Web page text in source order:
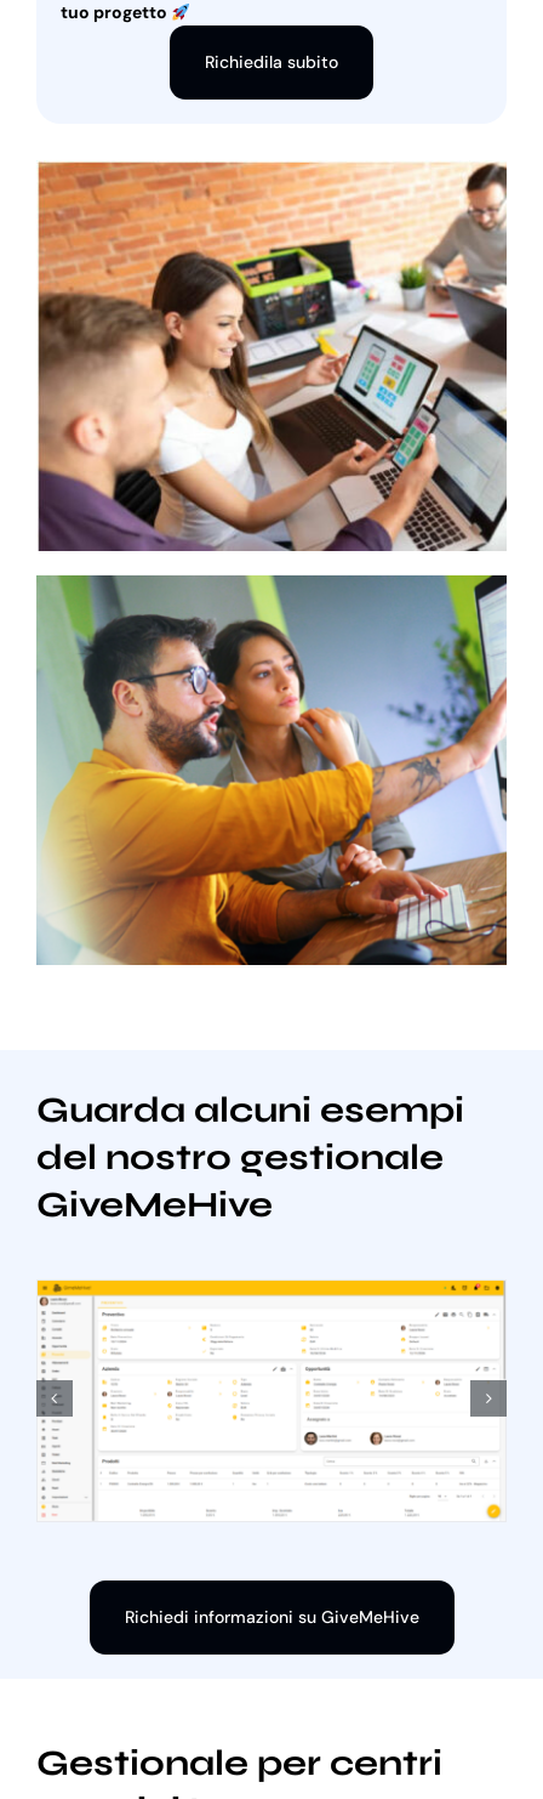
tuo progetto
Richiedila subito
Guarda alcuni esempi
del nostro gestionale
GiveMeHive
Richiedi informazioni su GiveMeHive
Gestionale per centri